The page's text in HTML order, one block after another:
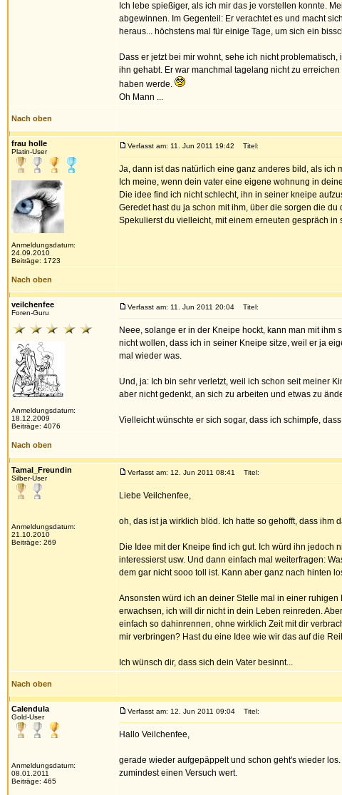
Ich lebe spießiger, als ich mir das je vorstellen konnte.
abgewinnen. Im Gegenteil: Er verachtet es und macht
heraus... höchstens mal für einige Tage, um sich ein
Dass er jetzt bei mir wohnt, sehe ich nicht
ihn gehabt. Er war manchmal tagelang nicht zu
haben werde.
Oh Mann ...
Nach oben
frau holle
Platin-User
Anmeldungsdatum:
24.09.2010
Beiträge: 1723
Verfasst am: 11. Jun 2011 19:42 Titel:
Ja, dann ist das natürlich eine ganz anderes bild, als ich
Ich meine, wenn dein vater eine eigene wohnung in
Die idee find ich nicht schlecht, ihn in seiner kneipe
Geredet hast du ja schon mit ihm, über die sorgen die
Spekulierst du vielleicht, mit einem erneuten gespräch in
Nach oben
veilchenfee
Foren-Guru
Anmeldungsdatum:
18.12.2009
Beiträge: 4076
Verfasst am: 11. Jun 2011 20:04 Titel:
Neee, solange er in der Kneipe hockt, kann man mit
nicht wollen, dass ich in seiner Kneipe sitze, weil er ja
mal wieder was.
Und, ja: Ich bin sehr verletzt, weil ich schon seit meiner
aber nicht gedenkt, an sich zu arbeiten und etwas zu
Vielleicht wünschte er sich sogar, dass ich schimpfe,
Nach oben
Tamal_Freundin
Silber-User
Anmeldungsdatum:
21.10.2010
Beiträge: 269
Verfasst am: 12. Jun 2011 08:41 Titel:
Liebe Veilchenfee,
oh, das ist ja wirklich blöd. Ich hatte so gehofft, dass ihm
Die Idee mit der Kneipe find ich gut. Ich würd ihn jedoch
interessierst usw. Und dann einfach mal weiterfragen:
dem gar nicht sooo toll ist. Kann aber ganz nach hinten
Ansonsten würd ich an deiner Stelle mal in einer
erwachsen, ich will dir nicht in dein Leben reinreden.
einfach so dahinrennen, ohne wirklich Zeit mit dir
mir verbringen? Hast du eine Idee wie wir das auf die
Ich wünsch dir, dass sich dein Vater besinnt...
Nach oben
Calendula
Gold-User
Anmeldungsdatum:
08.01.2011
Beiträge: 465
Verfasst am: 12. Jun 2011 09:04 Titel:
Hallo Veilchenfee,
gerade wieder aufgepäppelt und schon geht's wieder
zumindest einen Versuch wert.